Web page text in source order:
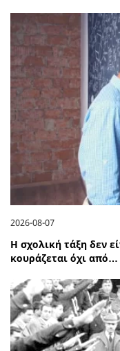
2026-08-07
Η σχολική τάξη δεν
κουράζεται όχι από…